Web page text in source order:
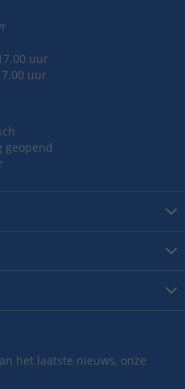
uur
uur
geopend
het laatste nieuws, onze